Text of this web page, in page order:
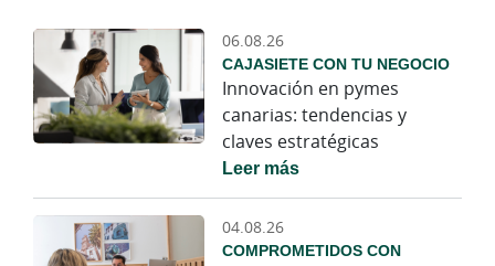
06.08.26
CAJASIETE CON TU NEGOCIO
Innovación en pymes
canarias: tendencias y
claves estratégicas
Leer más
04.08.26
COMPROMETIDOS CON